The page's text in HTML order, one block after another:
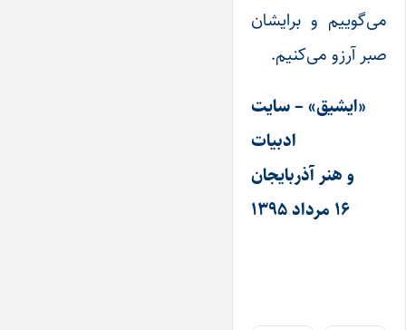
می‌گوییم و برایشان
صبر آرزو می‌کنیم.
«ایشیق» – سایت
ادبیات
و هنر آذربایجان
۱۶ مرداد ۱۳۹۵